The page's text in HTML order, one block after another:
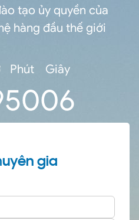
tạo ủy quyền của
hàng đầu thế giới
Phút
50
Giây
05
gia